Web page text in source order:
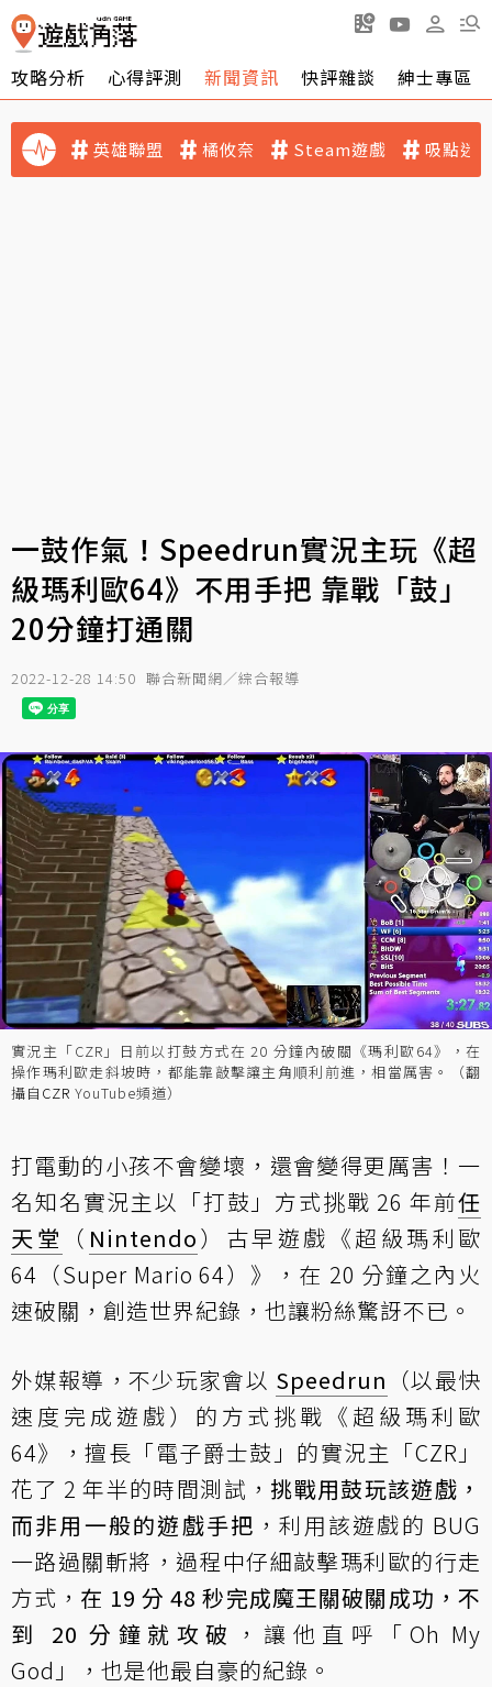
攻略分析 心得評測 新聞資訊 快評雜談 紳士專區
英雄聯盟 橘攸奈 Steam遊戲 吸點迷
一鼓作氣！Speedrun實況主玩《超
級瑪利歐64》不用手把 靠戰「鼓」
20分鐘打通關
2022-12-28 14:50 聯合新聞網／綜合報導
實況主「CZR」日前以打鼓方式在 20 分鐘內破關《瑪利歐64》，在
操作瑪利歐走斜坡時，都能靠敲擊讓主角順利前進，相當厲害。（翻
攝自 CZR YouTube頻道）
打電動的小孩不會變壞，還會變得更厲害！一
名知名實況主以「打鼓」方式挑戰 26 年前任
天堂
（ Nintendo）古早遊戲《超級瑪利歐
64（Super Mario 64）》，在 20 分鐘之內火
速破關，創造世界紀錄，也讓粉絲驚訝不已。
外媒報導 ，不少玩家會以 Speedrun （以最快
速度完成遊戲）的方式挑戰《超級瑪利歐
64》，擅長「電子爵士鼓」的實況主「CZR」
花了 2 年半的時間測試， 挑戰用鼓玩該遊戲，
而非用一般的遊戲手把 ，利用該遊戲的 BUG
一路過關斬將，過程中仔細敲擊瑪利歐的行走
方式， 在 19 分 48 秒完成魔王關破關成功，不
到 20 分鐘就攻破 ，讓他直呼「Oh My
God」，也是他最自豪的紀錄。